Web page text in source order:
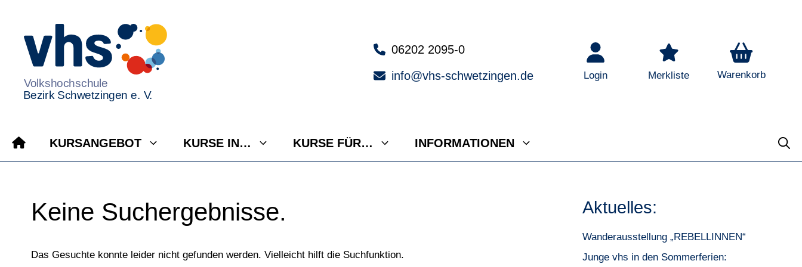
springen
06202 2095-0
info@vhs-schwetzingen.de
Login Merkliste Warenkorb
KURSANGEBOT KURSE IN… KURSE FÜR… INFORMATIONEN
Keine Suchergebnisse.
Das Gesuchte konnte leider nicht gefunden werden. Vielleicht hilft die Suchfunktion.
Aktuelles:
Wanderausstellung „REBELLINNEN“
Junge vhs in den Sommerferien: